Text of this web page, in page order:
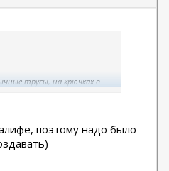
трусы, на крючках в
поэтому надо было